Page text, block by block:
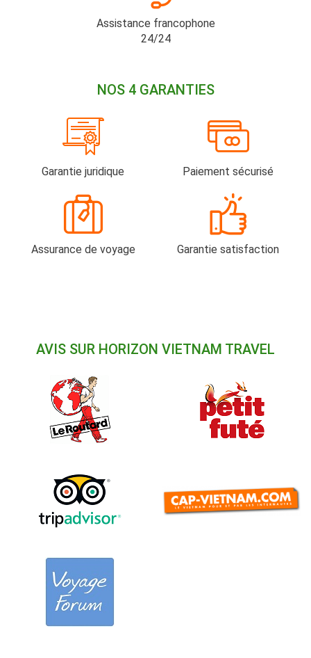
Assistance francophone
24/24
NOS 4 GARANTIES
Garantie juridique Paiement sécurisé
Assurance de voyage Garantie satisfaction
AVIS SUR HORIZON VIETNAM TRAVEL